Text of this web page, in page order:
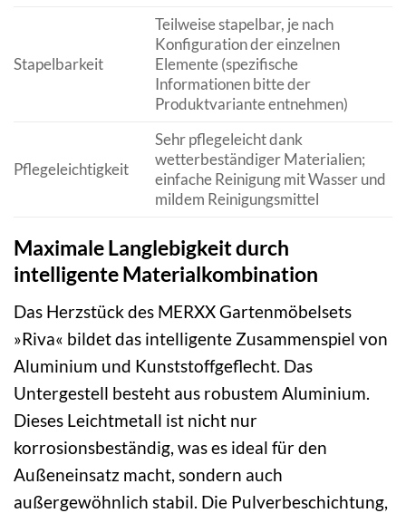
Stapelbarkeit
Teilweise stapelbar, je nach
Konfiguration der einzelnen
Elemente (spezifische
Informationen bitte der
Produktvariante entnehmen)
Pflegeleichtigkeit
Sehr pflegeleicht dank
wetterbeständiger Materialien;
einfache Reinigung mit Wasser und
mildem Reinigungsmittel
Maximale Langlebigkeit durch
intelligente Materialkombination
Das Herzstück des MERXX Gartenmöbelsets
»Riva« bildet das intelligente Zusammenspiel von
Aluminium und Kunststoffgeflecht. Das
Untergestell besteht aus robustem Aluminium.
Dieses Leichtmetall ist nicht nur
korrosionsbeständig, was es ideal für den
Außeneinsatz macht, sondern auch
außergewöhnlich stabil. Die Pulverbeschichtung,